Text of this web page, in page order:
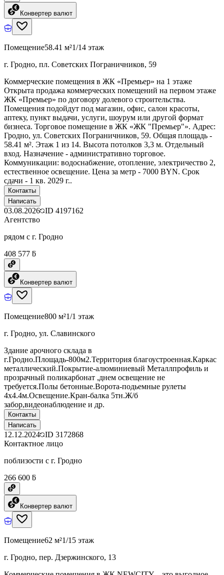
Конвертер валют
Помещение58.41 м²1/14 этаж
г. Гродно, пл. Советских Пограничников, 59
Коммерческие помещения в ЖК «Премьер» на 1 этаже
Открыта продажа коммерческих помещений на первом этаже
ЖК «Премьер» по договору долевого строительства.
Помещения подойдут под магазин, офис, салон красоты,
аптеку, пункт выдачи, услуги, шоурум или другой формат
бизнеса. Торговое помещение в ЖК «ЖК "Премьер"». Адрес:
Гродно, ул. Советских Пограничников, 59. Общая площадь -
58.41 м². Этаж 1 из 14. Высота потолков 3,3 м. Отдельный
вход. Назначение - административно торговое.
Коммуникации: водоснабжение, отопление, электричество 2,
естественное освещение. Цена за метр - 7000 BYN. Срок
сдачи - 1 кв. 2029 г..
Контакты
Написать
03.08.2026 ID 4197162
Агентство
рядом с г. Гродно
408 577 ƃ
Конвертер валют
Помещение800 м²1/1 этаж
г. Гродно, ул. Славинского
Здание арочного склада в
г.Гродно.Площадь-800м2.Территория благоустроенная.Каркас
металлический.Покрытие-алюминиевый Металлпрофиль и
прозрачный поликарбонат ,днем освещение не
требуется.Полы бетонные.Ворота-подьемные рулеты
4х4.4м.Освещение.Кран-балка 5тн.Ж/б
забор,видеонаблюдение и др.
Контакты
Написать
12.12.2024 ID 3172868
Контактное лицо
поблизости с г. Гродно
266 600 ƃ
Конвертер валют
Помещение62 м²1/15 этаж
г. Гродно, пер. Дзержинского, 13